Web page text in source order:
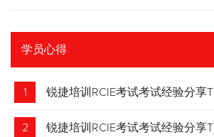
学员心得
1 锐捷培训RCIE考试考试经验分享
2 锐捷培训RCIE考试考试经验分享